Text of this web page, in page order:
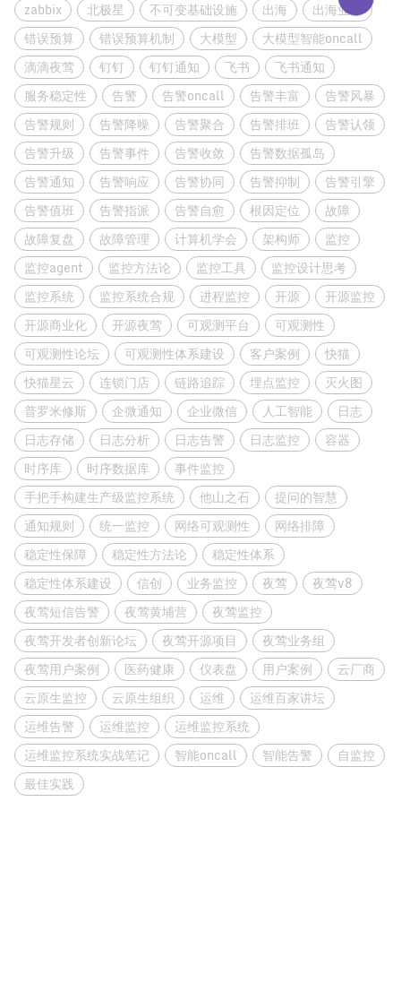
zabbix 北极星 不可变基础设施 出海
出海业务
错误预算
错误预算机制 大模型
大模型智能oncall
滴滴夜莺
钉钉 钉钉通知 飞书
飞书通知
服务稳定性
告警 告警oncall 告警丰富
告警风暴
告警规则
告警降噪 告警聚合 告警排班
告警认领
告警升级
告警事件 告警收敛
告警数据孤岛
告警通知
告警响应 告警协同 告警抑制
告警引擎
告警值班
告警指派 告警自愈 根因定位
故障
故障复盘
故障管理 计算机学会 架构师
监控
监控agent
监控方法论 监控工具
监控设计思考
监控系统
监控系统合规 进程监控 开源
开源监控
开源商业化
开源夜莺 可观测平台
可观测性
可观测性论坛
可观测性体系建设 客户案例
快猫
快猫星云
连锁门店 链路追踪 埋点监控
灭火图
普罗米修斯
企微通知 企业微信 人工智能
日志
日志存储
日志分析 日志告警 日志监控
容器
时序库
时序数据库
事件监控
手把手构建生产级监控系统
他山之石
提问的智慧
通知规则
统一监控 网络可观测性
网络排障
稳定性保障
稳定性方法论
稳定性体系
稳定性体系建设
信创 业务监控 夜莺
夜莺v8
夜莺短信告警
夜莺黄埔营
夜莺监控
夜莺开发者创新论坛
夜莺开源项目
夜莺业务组
夜莺用户案例
医药健康 仪表盘 用户案例
云厂商
云原生监控
云原生组织 运维
运维百家讲坛
运维告警
运维监控
运维监控系统
运维监控系统实战笔记
智能oncall 智能告警
自监控
最佳实践